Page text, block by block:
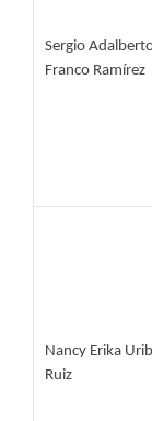
Sergio
Franco Ramírez
Nancy Erika
Ruiz